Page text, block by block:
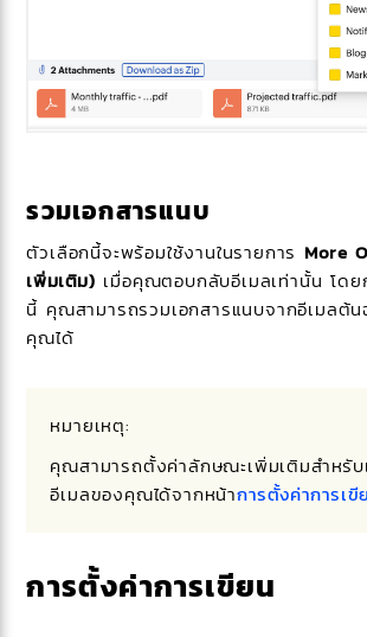
รวมเอกสารแนบ
ตัวเลือกนี้จะพร้อมใช้งานในรายการ More
เพิ่มเติม) เมื่อคุณตอบกลับอีเมลเท่านั้น โดย
นี้ คุณสามารถรวมเอกสารแนบจากอีเมลต้น
คุณได้
หมายเหตุ:
คุณสามารถตั้งค่าลักษณะเพิ่มเติมสำหรับ
อีเมลของคุณได้จากหน้าการตั้งค่าการเขี
การตั้งค่าการเขียน